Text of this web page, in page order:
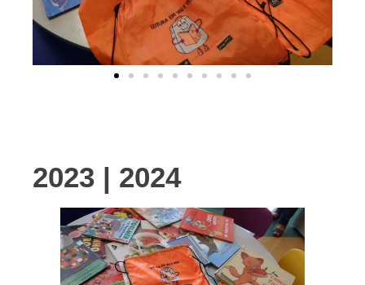
2023 | 2024